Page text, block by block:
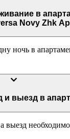
Dobrye
Novy Zhk
ночь в
В какое время
выезд